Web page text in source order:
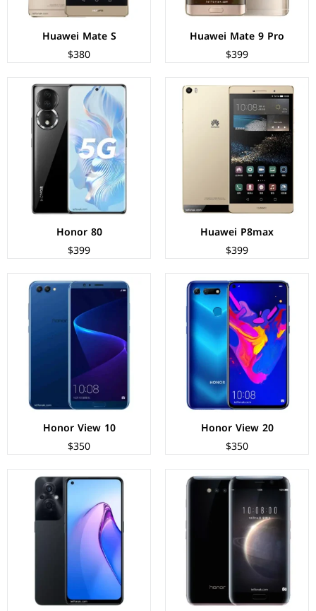
Huawei Mate 9 Pro
$399
Huawei Mate S
$380
Huawei P8max
$399
Honor 80
$399
Honor View 20
$350
الشاشة:
المعالج:Kirin 980 - ثماني النواة - 7 نانومتر
الكاميرات:خلفية 48+TOF 3D م.ب/ امامية 25 م.ب.
الذاكرة+الرام:128/256 + 6/8 جيجابايت
نظام التشغيل:Android 9.0 (Pie)
البطارية: 4000 ملي أمبير - 22.5 واط
عرض المواصفات ←
Honor View 10
$350
الشاشة:
المعالج:Kirin 970 - ثماني النواة - 16 نانومتر
الكاميرات:خلفية 16+20 م.ب / امامية 13 م.ب
الذاكرة+الرام:64/128 + 4/6 جيجابايت.
نظام التشغيل:Android 8.0 (Oreo)
البطارية:3750 ملي امبير - 22.5 واط
عرض المواصفات ←
الشاشة:
المعالج:Kirin 950 - ثماني النواة - 16 نانومتر
الكاميرات:خلفية 12+12 م.ب/ امامية 8 م.ب.
الذاكرة+الرام:64 + 4 جيجابايت
نظام التشغيل:Android 6.0 (Marshmallow)
البطارية:2900 ملي امبير - 40 واط
عرض المواصفات ←
الشاشة:AMOLED بحجم 6.43 بوصة بدقة FHD+
المعالج:
الكاميرات:خلفية 64+2+2 م.ب/ امامية 16 م.ب.
الذاكرة+الرام:
نظام التشغيل:Android 12
عرض المواصفات ←
الشاشة:
المعالج:Mediatek MT6877 Dimensity 900
الكاميرات:خلفية 64+8+2 م.ب/ امامية 32 م.ب.
الذاكرة+الرام:128/256 + 8 جيجابايت
نظام التشغيل:Android 11
عرض المواصفات ←
الشاشة:AMOLED بحجم 6.55 بوصة بدقة FHD+
Mediatek MT6893 Dimensity 1200 Max
الكاميرات:خلفية 50+8+2 م.ب/ امامية 32 م.ب.
الذاكرة+الرام: 256 + 8/12 جيجابايت
نظام التشغيل:Android 11
البطارية:4500 ملي امبير - 65 واط
عرض المواصفات ←